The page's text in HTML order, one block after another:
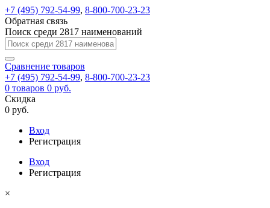
+7 (495) 792-54-99, 8-800-700-23-23
Обратная связь
Поиск среди 2817 наименований
Сравнение товаров
+7 (495) 792-54-99, 8-800-700-23-23
0 товаров 0 руб.
Скидка
0 руб.
Вход
Регистрация
Вход
Регистрация
×